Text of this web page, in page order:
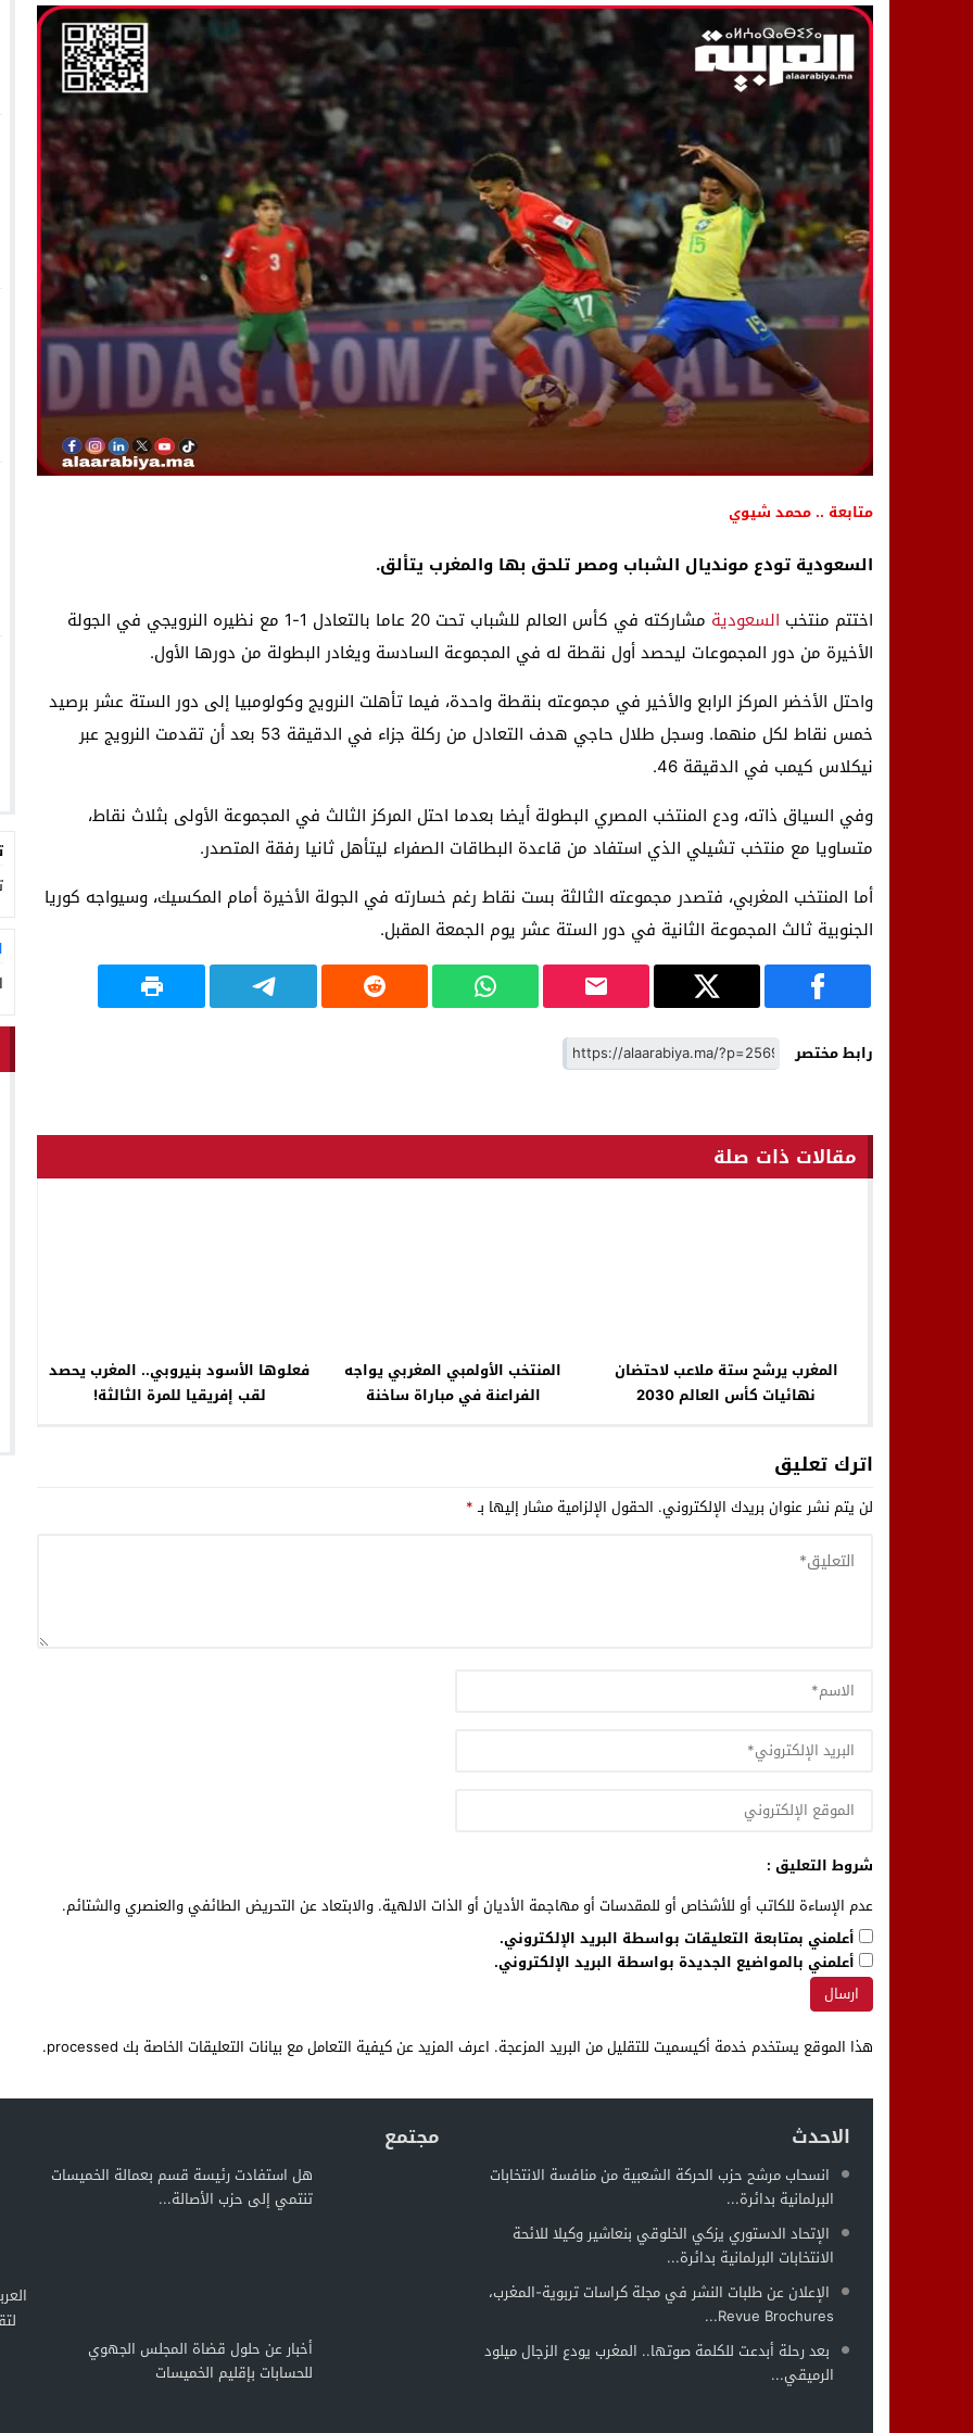
14:25 “العربية.ما” تنشر أخبار تيفلت وأصداء الأحداث فيها بصيغة أخرى 10:29 الجيش الملكي ينتفض ضد تعيين “ندالا”
18:23 طاطا: “اعتداء” على حقوقي يشعل غضب الجمعيات وملف “ماء القصبة” يفجّر الأوضاع
13:35 عقول الغد تصنع المستقبل: مسابقة “Robot Innov” بمراكش تؤسس لجيل الابتكار والتكنولوجيا
متابعة .. محمد شيوي
السعودية تودع مونديال الشباب ومصر تلحق بها والمغرب يتألق.
اختتم منتخب السعودية
مشاركته في كأس العالم للشباب تحت 20 عاما بالتعادل 1-1 مع نظيره النرويجي في الجولة
الأخيرة من دور المجموعات ليحصد أول نقطة له في المجموعة السادسة ويغادر البطولة من دورها الأول.
واحتل الأخضر المركز الرابع والأخير في مجموعته بنقطة واحدة، فيما تأهلت النرويج وكولومبيا إلى دور الستة عشر برصيد
خمس نقاط لكل منهما. وسجل طلال حاجي هدف التعادل من ركلة جزاء في الدقيقة 53 بعد أن تقدمت النرويج عبر
نيكلاس كيمب في الدقيقة 46.
وفي السياق ذاته، ودع المنتخب المصري البطولة أيضا بعدما احتل المركز الثالث في المجموعة الأولى بثلاث نقاط،
متساويا مع منتخب تشيلي الذي استفاد من قاعدة البطاقات الصفراء ليتأهل ثانيا رفقة المتصدر.
أما المنتخب المغربي، فتصدر مجموعته الثالثة بست نقاط رغم خسارته في الجولة الأخيرة أمام المكسيك، وسيواجه كوريا
الجنوبية ثالث المجموعة الثانية في دور الستة عشر يوم الجمعة المقبل.
رابط مختصر
مقالات ذات صلة
المغرب يرشح ستة ملاعب لاحتضان
نهائيات كأس العالم 2030
المنتخب الأولمبي المغربي يواجه
الفراعنة في مباراة ساخنة
فعلوها الأسود بنيروبي.. المغرب يحصد
لقب إفريقيا للمرة الثالثة!
اترك تعليق
لن يتم نشر عنوان بريدك الإلكتروني. الحقول الإلزامية مشار إليها بـ*
شروط التعليق :
عدم الإساءة للكاتب أو للأشخاص أو للمقدسات أو مهاجمة الأديان أو الذات الالهية. والابتعاد عن التحريض الطائفي والعنصري والشتائم.
أعلمني بمتابعة التعليقات بواسطة البريد الإلكتروني.
أعلمني بالمواضيع الجديدة بواسطة البريد الإلكتروني.
هذا الموقع يستخدم خدمة أكيسميت للتقليل من البريد المزعجة. اعرف المزيد عن كيفية التعامل مع بيانات التعليقات الخاصة بك processed .
الاحدث
انسحاب مرشح حزب الحركة الشعبية من منافسة الانتخابات
البرلمانية بدائرة...
الإتحاد الدستوري يزكي الخلوقي بنعاشير وكيلا للائحة
الانتخابات البرلمانية بدائرة...
الإعلان عن طلبات النشر في مجلة كراسات تربوية-المغرب،
Revue Brochures...
بعد رحلة أبدعت للكلمة صوتها.. المغرب يودع الزجال ميلود
الرميقي...
مجتمع
هل استفادت رئيسة قسم بعمالة الخميسات
تنتمي إلى حزب الأصالة...
أخبار عن حلول قضاة المجلس الجهوي
للحسابات بإقليم الخميسات